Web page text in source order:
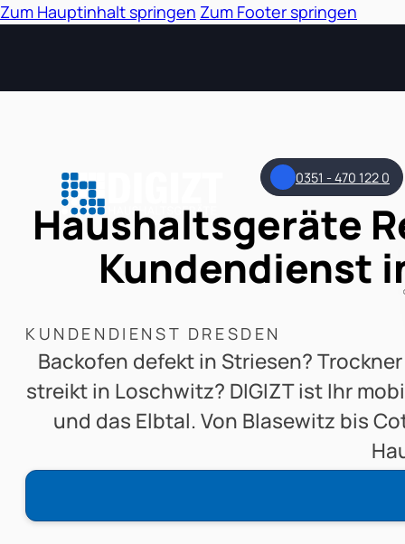
Zum Hauptinhalt springen Zum Footer springen
0351 - 470 122 0
Haushaltsgeräte
Kundendienst
KUNDENDIENST DRESDEN
Backofen defekt in Striesen?
streikt in Loschwitz? DIGIZT ist Ihr
und das Elbtal. Von Blasewitz bis